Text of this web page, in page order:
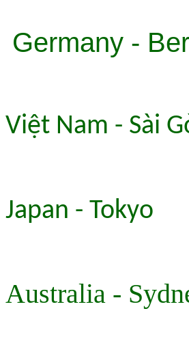
Germany -
Việt Nam - Sài
Japan - Tokyo
Australia -